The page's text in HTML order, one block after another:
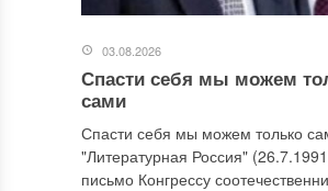
03.08.2026
Спасти себя мы можем
сами
Спасти себя мы можем только
"Литературная Россия"
письмо Конгрессу